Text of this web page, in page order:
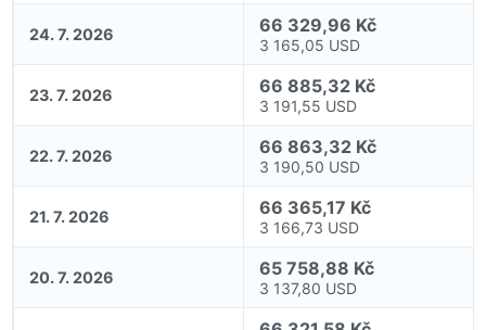
24. 7. 2026 66 329,96 Kč
3 165,05 USD
23. 7. 2026 66 885,32 Kč
3 191,55 USD
22. 7. 2026 66 863,32 Kč
3 190,50 USD
21. 7. 2026 66 365,17 Kč
3 166,73 USD
20. 7. 2026 65 758,88 Kč
3 137,80 USD